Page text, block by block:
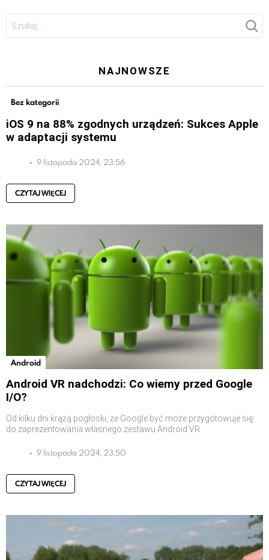
NAJNOWSZE
Bez kategorii
iOS 9 na 88% zgodnych urządzeń: Sukces Apple
w adaptacji systemu
9 listopada 2024, 23:56
CZYTAJ WIĘCEJ
Android
Android VR nadchodzi: Co wiemy przed Google
I/O?
Od kilku dni krążą pogłoski, że Google być może przygotowuje się
do zaprezentowania własnego zestawu Android VR
9 listopada 2024, 23:50
CZYTAJ WIĘCEJ